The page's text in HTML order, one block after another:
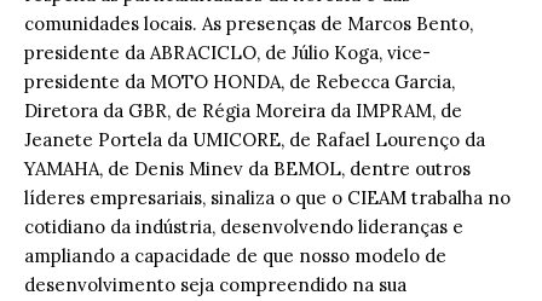
comunidades locais. As presenças de Marcos Bento,
presidente da ABRACICLO, de Júlio Koga, vice-
presidente da MOTO HONDA, de Rebecca Garcia,
Diretora da GBR, de Régia Moreira da IMPRAM, de
Jeanete Portela da UMICORE, de Rafael Lourenço da
YAMAHA, de Denis Minev da BEMOL, dentre outros
líderes empresariais, sinaliza o que o CIEAM trabalha no
cotidiano da indústria, desenvolvendo lideranças e
ampliando a capacidade de que nosso modelo de
desenvolvimento seja compreendido na sua